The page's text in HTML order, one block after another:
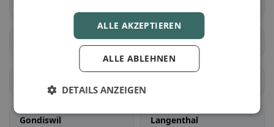
Bannwil
Gondiswil Langenthal
ALLE AKZEPTIEREN
ALLE ABLEHNEN
DETAILS ANZEIGEN